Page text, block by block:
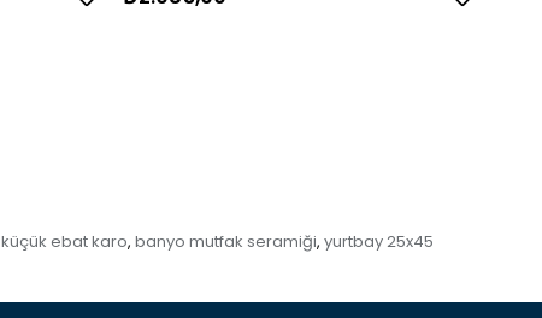
küçük ebat karo, banyo mutfak seramiği, yurtbay 25x45